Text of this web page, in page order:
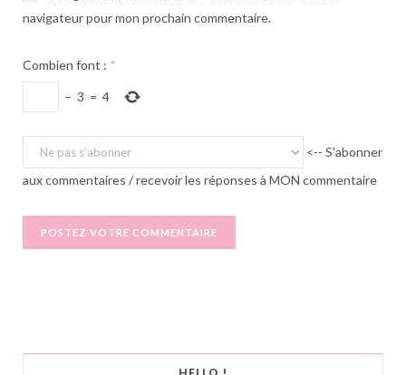
navigateur pour mon prochain commentaire.
Combien font : *
− 3 = 4
<-- S'abonner
aux commentaires / recevoir les réponses à MON commentaire